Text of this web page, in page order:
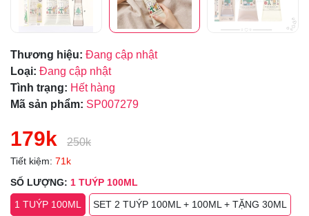
Thương hiệu: Đang cập nhật
Loại: Đang cập nhật
Tình trạng: Hết hàng
Mã sản phẩm: SP007279
179k 250k
Tiết kiệm: 71k
SỐ LƯỢNG: 1 TUÝP 100ML
1 TUÝP 100ML
SET 2 TUÝP 100ML + 100ML + TẶNG 30ML